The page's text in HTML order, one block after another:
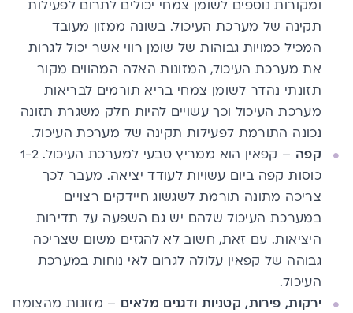
ומקורות נוספים לשומן צמחי יכולים לתרום לפעילות
תקינה של מערכת העיכול. בשונה ממזון מעובד
המכיל כמויות גבוהות של שומן רווי אשר יכול לגרות
את מערכת העיכול, המזונות האלה המהווים מקור
תזונתי נהדר לשומן צמחי בריא תורמים לבריאות
מערכת העיכול וכך עשויים להיות חלק משגרת תזונה
נכונה התורמת לפעילות תקינה של מערכת העיכול.
קפה
– קפאין הוא ממריץ טבעי למערכת העיכול. 1-2
כוסות קפה ביום עשויות לעודד יציאה. מעבר לכך
צריכה מתונה תורמת לשגשוג חיידקים רצויים
במערכת העיכול שלהם יש גם השפעה על תדירות
היציאות. עם זאת, חשוב לא להגזים משום שצריכה
גבוהה של קפאין עלולה לגרום לאי נוחות במערכת
העיכול.
ירקות, פירות, קטניות ודגנים מלאים – מזונות מהצומח